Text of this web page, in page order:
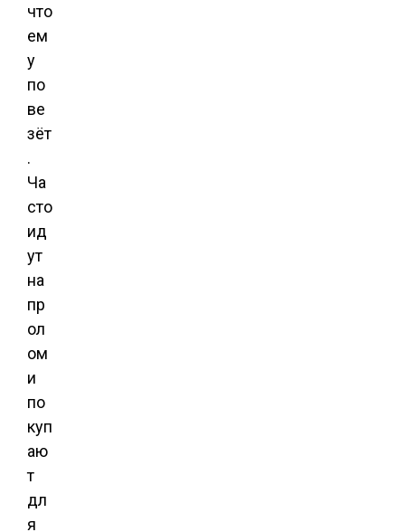
что
ем
у
по
ве
зёт
.
Ча
сто
ид
ут
на
пр
ол
ом
и
по
куп
аю
т
дл
я